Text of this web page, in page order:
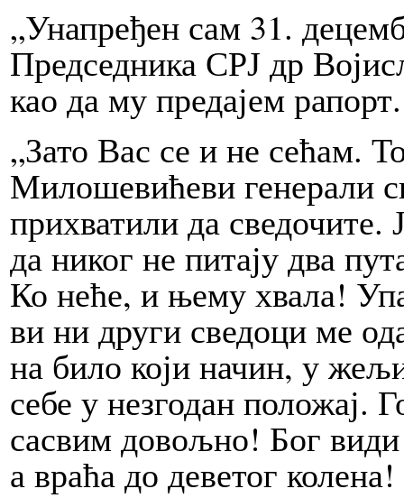
„Унапређен сам 31.
Председника СРЈ др
као да му предајем рапорт.
„Зато Вас се и не сећам.
Милошевићеви генерали
прихватили да
да никог не питају два
Ко неће, и њему хвала!
ви ни други сведоци ме
на било који начин, у
себе у незгодан положај.
сасвим довољно! Бог види
а враћа до деветог